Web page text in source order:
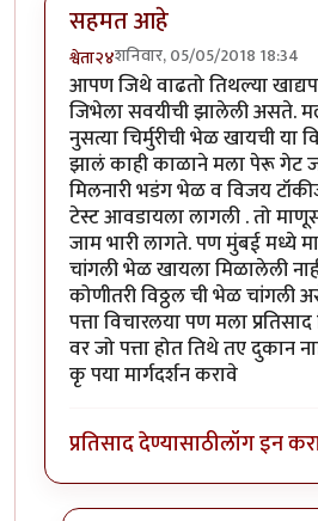
सहमत आहे
श्वेता२४शनिवार, 05/05/2018 18:34
आपण जिथे वाढतो तिथल्या
जिभेला सवयीची झालेली असते.
नुसत्या चिर्मुरीची भेळ खायची या
झालं काही काळाने मला पेरू गेट
मिलनारी भडंग भेळ व विजय
टेस्ट आवडायला लागली . तो
जाम भारी लागते. पण मुंबई मध्ये
चांगली भेळ खायला मिळालेली
कोणीतरी विठ्ठल ची भेळ चांगली
पत्ता विचारलया पण मला
वर जो पत्ता होत तिथे तए दुकान
कृ पया मार्गदर्शन करावे
प्रतिसाद देण्यासाठीलॉग इन